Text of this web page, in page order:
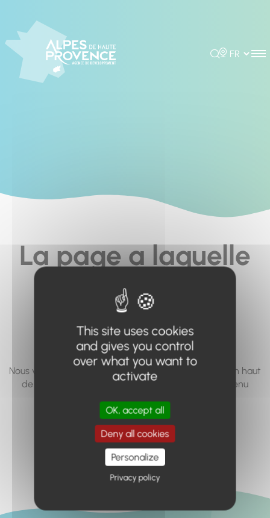
Rechercher
Choisir la
La page a laquelle
vous cherchez à
accéder n'existe
pas... ou plus.
Nous vous invitons à utiliser le moteur de recherche en haut
de page, ou à utiliser le menu pour trouver le contenu
Retour à l'accueil
This site uses cookies
and gives you control
over what you want to
activate
OK, accept all
Deny all cookies
Personalize
Privacy policy